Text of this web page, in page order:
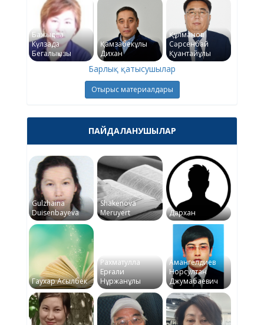
Бажықова
Күлзада
Бегалықызы
Қамзабекұлы
Дихан
Құлманов
Сәрсенбай
Қуантайұлы
Барлық қатысушылар
Отырыс материалдары
ПАЙДАЛАНУШЫЛАР
Gulzhaina
Duisenbayeva
Shakenova
Meruyert
Дархан
Гаухар Асылбек
Рахматулла
Ерғали
Нұржанұлы
Амангелдиев
Норсултан
Джумабаевич